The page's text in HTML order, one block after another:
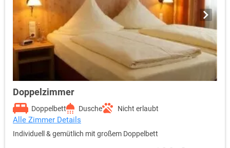
Doppelzimmer
Doppelbett Dusche Nicht erlaubt
Alle Zimmer Details
Individuell & gemütlich mit großem Doppelbett